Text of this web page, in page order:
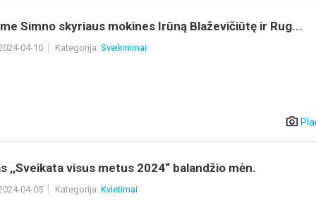
Simno skyriaus mokines Irūną Blaževičiūtę ir Rug...
04-10 Kategorija: Sveikinimai
,,Sveikata visus metus 2024“ balandžio mėn.
04-05 Kategorija: Kvietimai